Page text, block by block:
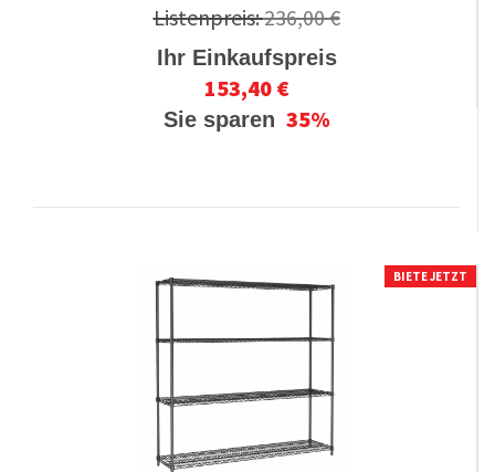
Listenpreis:236,00 €
Ihr Einkaufspreis
153,40 €
Sie sparen 35%
BIETE JETZT